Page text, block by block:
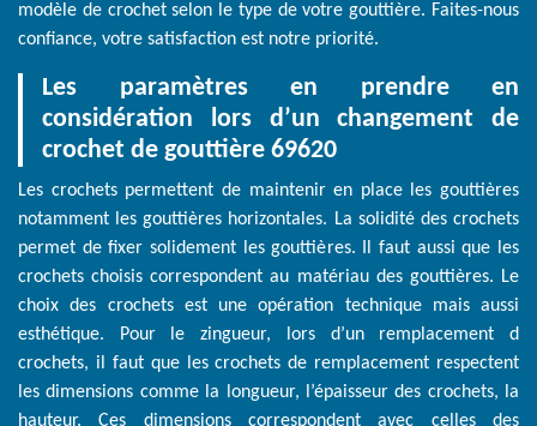
modèle de crochet selon le type de votre gouttière. Faites-nous
confiance, votre satisfaction est notre priorité.
Les paramètres en prendre en
considération lors d’un changement de
crochet de gouttière 69620
Les crochets permettent de maintenir en place les gouttières
notamment les gouttières horizontales. La solidité des crochets
permet de fixer solidement les gouttières. Il faut aussi que les
crochets choisis correspondent au matériau des gouttières. Le
choix des crochets est une opération technique mais aussi
esthétique. Pour le zingueur, lors d’un remplacement d
crochets, il faut que les crochets de remplacement respectent
les dimensions comme la longueur, l’épaisseur des crochets, la
hauteur. Ces dimensions correspondent avec celles des